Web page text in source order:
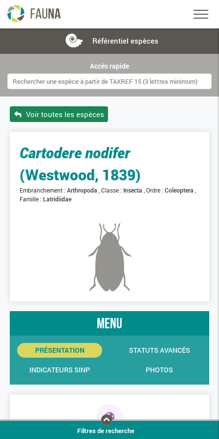
Référentiel espèces
Accès rapide
Voir toutes les espèces
Cartodere nodifer
(Westwood, 1839)
Embranchement : Arthropoda Classe : Insecta Ordre : Coleoptera
Famille : Latridiidae
menu
PRÉSENTATION STATUTS AVANCÉS
INDICATEURS SINP PHOTOS
Filtres de recherche